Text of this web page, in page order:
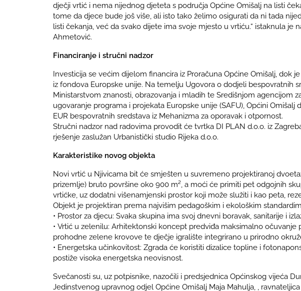
dječji vrtić i nema nijednog djeteta s područja Općine Omišalj na listi
tome da djece bude još više, ali isto tako želimo osigurati da ni tada
listi čekanja, već da svako dijete ima svoje mjesto u vrtiću.“ istaknula je
Ahmetović.
Financiranje i stručni nadzor
Investicija se većim dijelom financira iz Proračuna Općine Omišalj, dok
iz fondova Europske unije. Na temelju Ugovora o dodjeli bespovratnih
Ministarstvom znanosti, obrazovanja i mladih te Središnjom agencijom
ugovaranje programa i projekata Europske unije (SAFU), Općini Omišalj
EUR bespovratnih sredstava iz Mehanizma za oporavak i otpornost.
Stručni nadzor nad radovima provodit će tvrtka DI PLAN d.o.o. iz
rješenje zaslužan Urbanistički studio Rijeka d.o.o.
Karakteristike novog objekta
Novi vrtić u Njivicama bit će smješten u suvremeno projektiranoj
prizemlje) bruto površine oko 900 m², a moći će primiti pet odgojnih
vrtićke, uz dodatni višenamjenski prostor koji može služiti i kao peta,
Objekt je projektiran prema najvišim pedagoškim i ekološkim
• Prostor za djecu: Svaka skupina ima svoj dnevni boravak, sanitarije i
• Vrtić u zelenilu: Arhitektonski koncept predviđa maksimalno očuvanje
prohodne zelene krovove te dječje igralište integrirano u prirodno
• Energetska učinkovitost: Zgrada će koristiti dizalice topline i
postiže visoka energetska neovisnost.
Svečanosti su, uz potpisnike, nazočili i predsjednica Općinskog vijeća
Jedinstvenog upravnog odjel Općine Omišalj Maja Mahulja, ,